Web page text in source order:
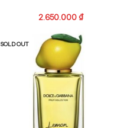
2.650.000 ₫
SOLD OUT